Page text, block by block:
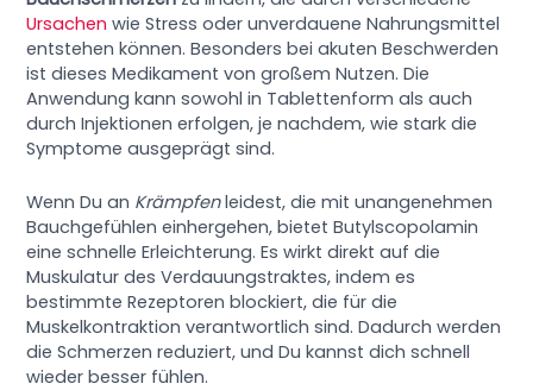
Ursachen wie Stress oder unverdauene Nahrungsmittel
entstehen können. Besonders bei akuten Beschwerden
ist dieses Medikament von großem Nutzen. Die
Anwendung kann sowohl in Tablettenform als auch
durch Injektionen erfolgen, je nachdem, wie stark die
Symptome ausgeprägt sind.
Wenn Du an Krämpfenleidest, die mit unangenehmen
Bauchgefühlen einhergehen, bietet Butylscopolamin
eine schnelle Erleichterung. Es wirkt direkt auf die
Muskulatur des Verdauungstraktes, indem es
bestimmte Rezeptoren blockiert, die für die
Muskelkontraktion verantwortlich sind. Dadurch werden
die Schmerzen reduziert, und Du kannst dich schnell
wieder besser fühlen.